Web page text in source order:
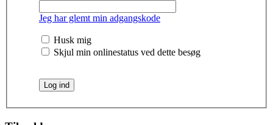
Jeg har glemt min adgangskode
Husk mig
Skjul min onlinestatus ved dette besøg